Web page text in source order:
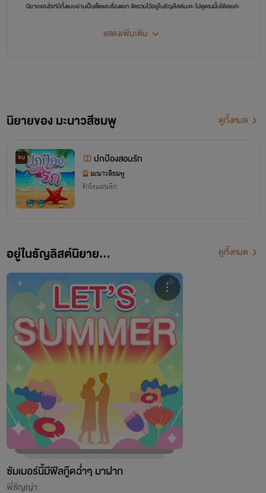
นิยายของไรท์มีทั้งแบบอ่านเป็นเซ็ตและเรื่องแยก จัดรวมไว้อยู่ในธัญลิสต์นะคะ ไปดูตรงนั้นได้เลยค่ะ
แสดงเพิ่มเติม
นิยายของ มะนาวสีชมพู ดูทั้งหมด
จบ ปกป้องสอนรัก
มะนาวสีชมพู
รักโรแมนติก
อยู่ในธัญลิสต์นิยาย... ดูทั้งหมด
ซัมเมอร์นี้มีฟีลกู๊ดฉ่ำๆ มาฝาก
พี่ธัญญ่า